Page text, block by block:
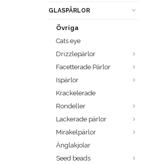
GLASPÄRLOR
Övriga
Cats eye
Drizzlepärlor
Facetterade Pärlor
Ispärlor
Krackelerade
Rondeller
Lackerade pärlor
Mirakelpärlor
Änglakjolar
Seed beads